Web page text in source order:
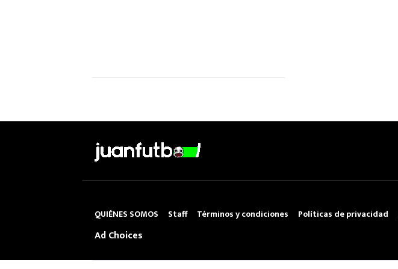
QUIÉNES SOMOS Staff Términos y condiciones Políticas de privacidad
Ad Choices